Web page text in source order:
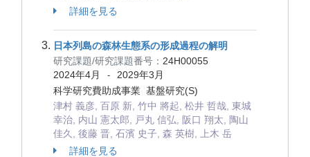
詳細を見る
日本列島の森林生態系の形成過程の解明
研究課題/研究課題番号： 24H00055
2024年4月
-
2029年3月
科学研究費助成事業 基盤研究(S)
津村 義彦, 百原 新, 竹中 將起, 松井 哲哉, 東城
幸治, 内山 憲太郎, 戸丸 信弘, 阪口 翔太, 陶山
佳久, 後藤 晋, 石濱 史子, 森 英樹, 上木 岳
詳細を見る